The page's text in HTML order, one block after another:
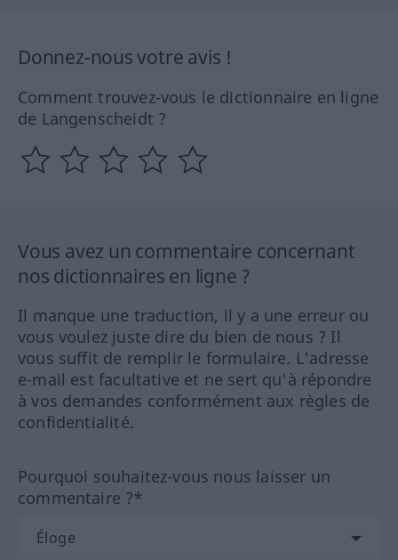
Donnez-nous votre avis !
Comment trouvez-vous le dictionnaire en ligne
de Langenscheidt ?
Vous avez un commentaire concernant
nos dictionnaires en ligne ?
Il manque une traduction, il y a une erreur ou
vous voulez juste dire du bien de nous ? Il
vous suffit de remplir le formulaire. L'adresse
e-mail est facultative et ne sert qu'à répondre
à vos demandes conformément aux règles de
confidentialité.
Pourquoi souhaitez-vous nous laisser un
commentaire ?*